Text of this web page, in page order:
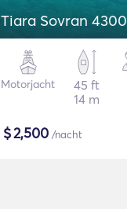
Tiara Sovran 4300
Motorjacht
45 ft
14 m
$2,500 /nacht